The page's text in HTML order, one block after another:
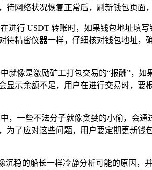
网络状况恢复正常后，刷新钱包页面
进行 USDT 转账时，如果钱包地址填
精密仪器一样，仔细核对钱包地址，
像是激励矿工打包交易的“报酬”，
示余额不足，用户在进行交易时，
，一些不法分子就像贪婪的小偷，会
了应对这些问题，用户要定期更新
稳的船长一样冷静分析可能的原因